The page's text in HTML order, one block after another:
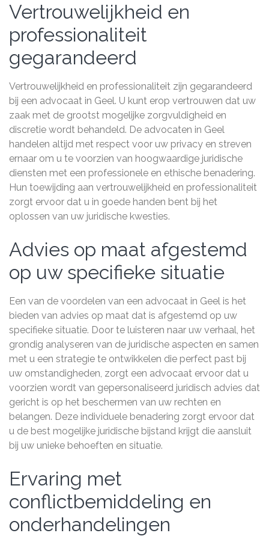
Vertrouwelijkheid en
professionaliteit
gegarandeerd
Vertrouwelijkheid en professionaliteit zijn gegarandeerd
bij een advocaat in Geel. U kunt erop vertrouwen dat uw
zaak met de grootst mogelijke zorgvuldigheid en
discretie wordt behandeld. De advocaten in Geel
handelen altijd met respect voor uw privacy en streven
ernaar om u te voorzien van hoogwaardige juridische
diensten met een professionele en ethische benadering.
Hun toewijding aan vertrouwelijkheid en professionaliteit
zorgt ervoor dat u in goede handen bent bij het
oplossen van uw juridische kwesties.
Advies op maat afgestemd
op uw specifieke situatie
Een van de voordelen van een advocaat in Geel is het
bieden van advies op maat dat is afgestemd op uw
specifieke situatie. Door te luisteren naar uw verhaal, het
grondig analyseren van de juridische aspecten en samen
met u een strategie te ontwikkelen die perfect past bij
uw omstandigheden, zorgt een advocaat ervoor dat u
voorzien wordt van gepersonaliseerd juridisch advies dat
gericht is op het beschermen van uw rechten en
belangen. Deze individuele benadering zorgt ervoor dat
u de best mogelijke juridische bijstand krijgt die aansluit
bij uw unieke behoeften en situatie.
Ervaring met
conflictbemiddeling en
onderhandelingen